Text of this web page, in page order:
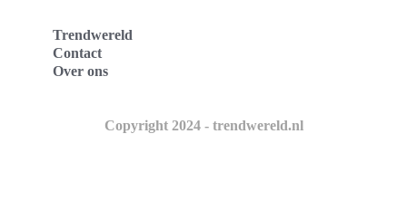
Trendwereld
Contact
Over ons
Copyright 2024 - trendwereld.nl